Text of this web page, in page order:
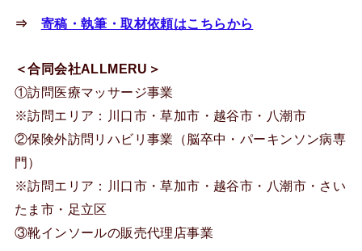
⇒ 寄稿・執筆・取材依頼はこちらから
＜合同会社ALLMERU＞
①訪問医療マッサージ事業
※訪問エリア：川口市・草加市・越谷市・八潮市
②保険外訪問リハビリ事業（脳卒中・パーキンソン病専
門）
※訪問エリア：川口市・草加市・越谷市・八潮市・さい
たま市・足立区
③靴インソールの販売代理店事業